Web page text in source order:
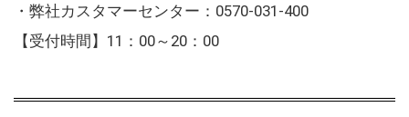
・弊社カスタマーセンター：0570-031-400
【受付時間】11：00～20：00